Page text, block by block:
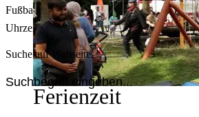
Ferienzeit
Fußballspiel bis zum Flohmarkt. Sie
Uhrzeit, Ort oder Art der Veranstaltung
Suche auf Webseite